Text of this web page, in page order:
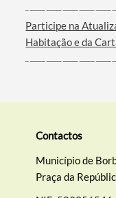
Participe na
Habitação e da
Contactos
Município de
Praça da